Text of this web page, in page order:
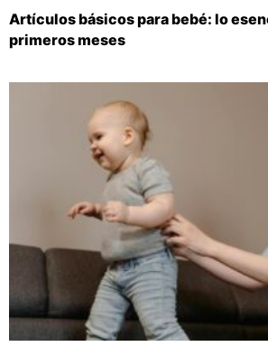
Artículos básicos para bebé: lo
primeros meses